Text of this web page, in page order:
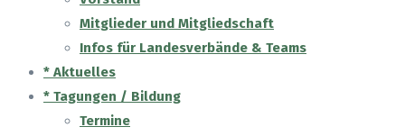
Mitglieder und Mitgliedschaft
Infos für Landesverbände & Teams
* Aktuelles
* Tagungen / Bildung
Termine